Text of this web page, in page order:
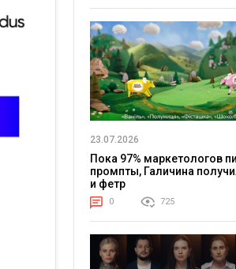
23.07.2026
Пока 97% маркетологов
промпты, Галичина
и фетр
0 725